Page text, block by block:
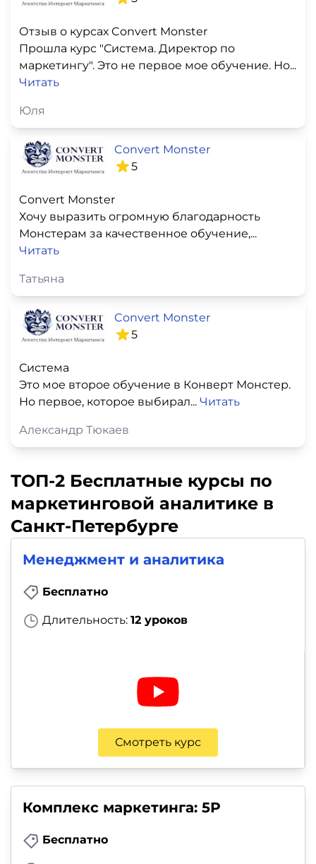
Отзыв о курсах Convert Monster
Прошла курс "Система. Директор по
маркетингу". Это не первое мое обучение. Но...
Читать
Юля
Convert Monster
5
Convert Monster
Хочу выразить огромную благодарность
Монстерам за качественное обучение,...
Читать
Татьяна
Convert Monster
5
Система
Это мое второе обучение в Конверт Монстер.
Но первое, которое выбирал... Читать
Александр Тюкаев
ТОП-2 Бесплатные курсы по
маркетинговой аналитике в
Санкт-Петербурге
Менеджмент и аналитика
Бесплатно
Длительность: 12 уроков
Смотреть курс
Комплекс маркетинга: 5Р
Бесплатно